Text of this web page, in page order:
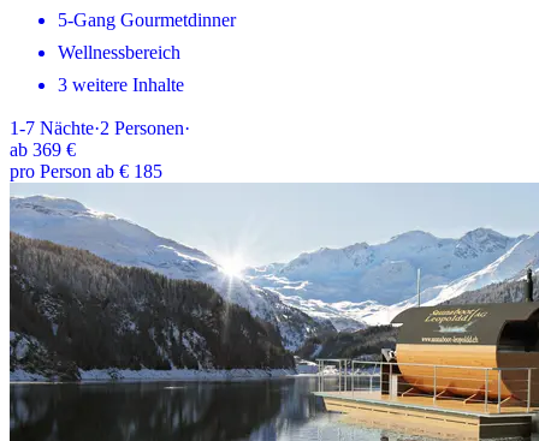
5-Gang Gourmetdinner
Wellnessbereich
3 weitere Inhalte
1-7 Nächte·2 Personen·
ab 369 €
pro Person ab € 185